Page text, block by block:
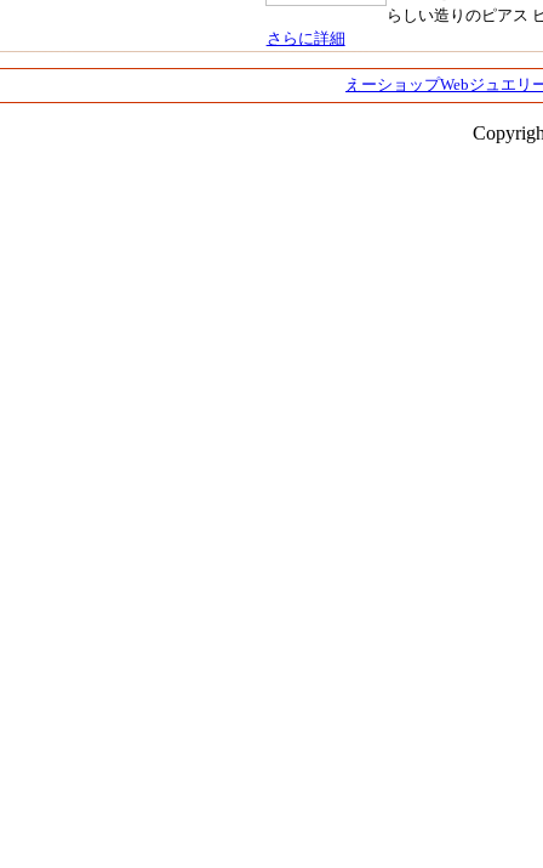
らしい造りのピアス
さらに詳細
えーショップWebジュエリ